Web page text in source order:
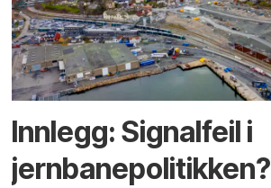
Innlegg: Signalfeil i
jernbanepolitikken?